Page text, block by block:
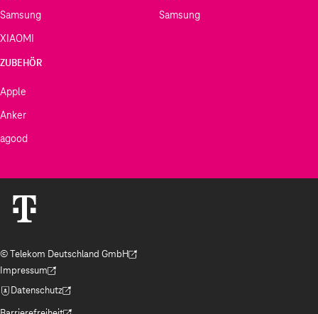
Samsung
XIAOMI
Samsung
ZUBEHÖR
Apple
Anker
agood
© Telekom Deutschland GmbH
(Der Link wird in einem neuen Tab geöffnet)
Impressum
(Der Link wird in einem neuen Tab geöffnet)
Datenschutz
(Der Link wird in einem neuen Tab geöffnet)